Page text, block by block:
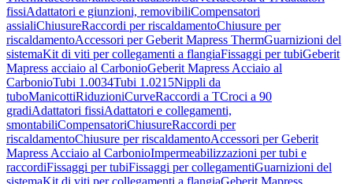
fissiAdattatori e giunzioni, removibiliCompensatori
assialiChiusureRaccordi per riscaldamentoChiusure per
riscaldamentoAccessori per Geberit Mapress ThermGuarnizioni del
sistemaKit di viti per collegamenti a flangiaFissaggi per tubiGeberit
Mapress acciaio al CarbonioGeberit Mapress Acciaio al
CarbonioTubi 1.0034Tubi 1.0215Nippli da
tuboManicottiRiduzioniCurveRaccordi a TCroci a 90
gradiAdattatori fissiAdattatori e collegamenti,
smontabiliCompensatoriChiusureRaccordi per
riscaldamentoChiusure per riscaldamentoAccessori per Geberit
Mapress Acciaio al CarbonioImpermeabilizzazioni per tubi e
raccordiFissaggi per tubiFissaggi per collegamentiGuarnizioni del
sistemaKit di viti per collegamenti a flangiaGeberit Mapress